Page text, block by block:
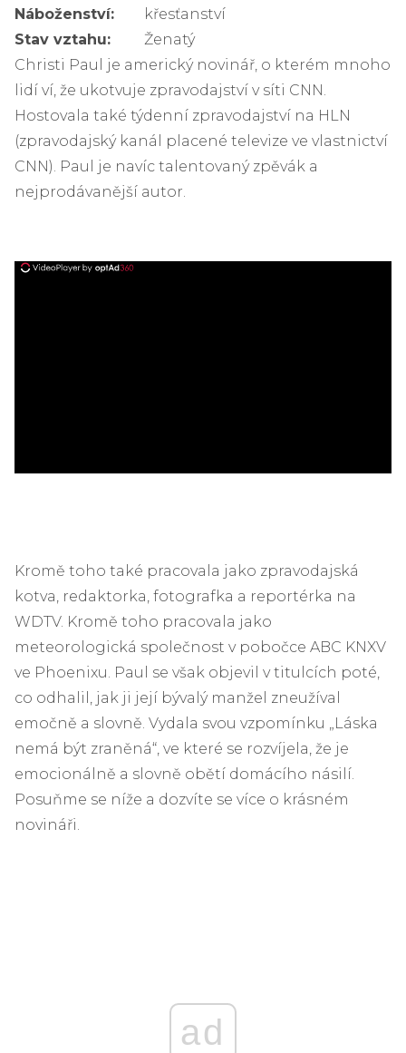
Náboženství:
křesťanství
Stav vztahu:
Ženatý
Christi Paul je americký novinář, o kterém mnoho
lidí ví, že ukotvuje zpravodajství v síti CNN.
Hostovala také týdenní zpravodajství na HLN
(zpravodajský kanál placené televize ve vlastnictví
CNN). Paul je navíc talentovaný zpěvák a
nejprodávanější autor.
Kromě toho také pracovala jako zpravodajská
kotva, redaktorka, fotografka a reportérka na
WDTV. Kromě toho pracovala jako
meteorologická společnost v pobočce ABC KNXV
ve Phoenixu. Paul se však objevil v titulcích poté,
co odhalil, jak ji její bývalý manžel zneužíval
emočně a slovně. Vydala svou vzpomínku „Láska
nemá být zraněná“, ve které se rozvíjela, že je
emocionálně a slovně obětí domácího násilí.
Posuňme se níže a dozvíte se více o krásném
novináři.
ad